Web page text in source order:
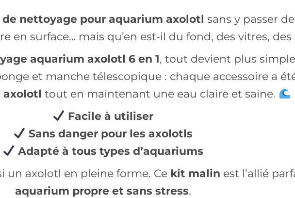
nettoyage pour aquarium axolotl sans y passer
en surface… mais qu’en est-il du fond, des vitres, des
aquarium axolotl 6 en 1, tout devient plus
et manche télescopique : chaque accessoire a
axolotl tout en maintenant une eau claire et saine.
Facile à utiliser
Sans danger pour les axolotls
Adapté à tous types d’aquariums
un axolotl en pleine forme. Ce kit malin est l’allié
aquarium propre et sans stress.